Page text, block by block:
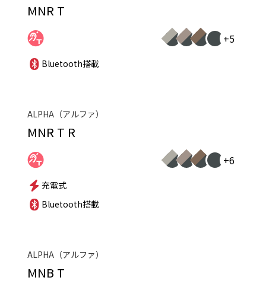
MNR T
+5
Bluetooth搭載
ALPHA（アルファ）
MNR T R
+6
充電式
Bluetooth搭載
ALPHA（アルファ）
MNB T